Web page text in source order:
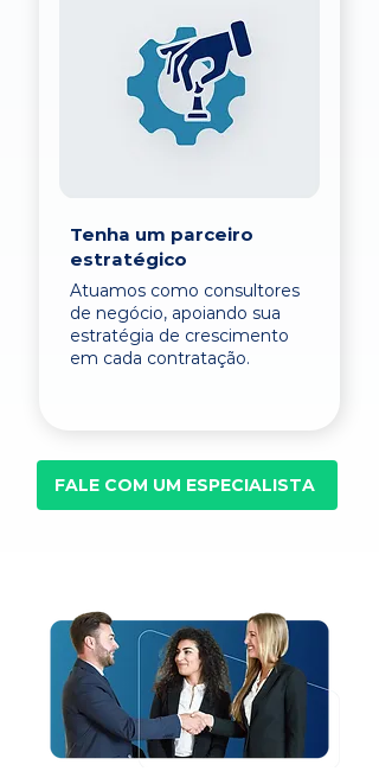
Tenha um parceiro
estratégico
Atuamos como consultores
de negócio, apoiando sua
estratégia de crescimento
em cada contratação.
FALE COM UM ESPECIALISTA